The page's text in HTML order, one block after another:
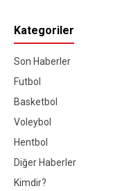
Kategoriler
Son Haberler
Futbol
Basketbol
Voleybol
Hentbol
Diğer Haberler
Kimdir?